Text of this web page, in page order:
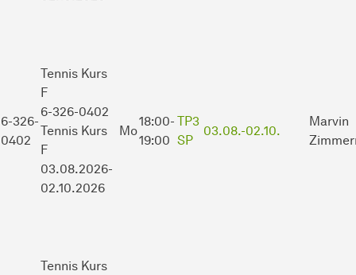
6-326-
0402
Tennis Kurs
F
6-326-0402
Tennis Kurs
F
03.08.2026-
02.10.2026
Mo
18:00-
19:00
TP3
SP
03.08.-02.10.
Marvin
Tennis Kurs